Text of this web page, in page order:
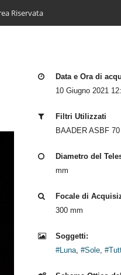
Riservata
Data e Ora di
10 Giugno 2021
Filtri Utilizzati
BAADER ASBF 70
Diametro del
mm
Focale di
300 mm
Soggetti:
#Luna, #Sole,